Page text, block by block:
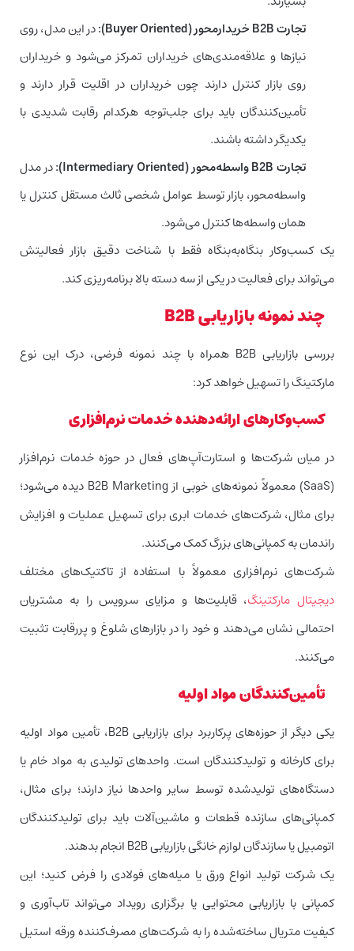
تجارت B2B خریدارمحور (Buyer Oriented):
در این مدل، روی
نیازها و علاقه‌مندی‌های خریداران تمرکز می‌شود و خریداران
روی بازار کنترل دارند چون خریداران در اقلیت قرار دارند و
تأمین‌کنندگان باید برای جلب‌توجه هرکدام رقابت شدیدی با
یکدیگر داشته باشند.
تجارت B2B واسطه‌محور (Intermediary Oriented):
در مدل
واسطه‌محور، بازار توسط عوامل شخصی ثالث مستقل کنترل یا
همان واسطه‌ها کنترل می‌شود.
یک کسب‌وکار بنگاه‌به‌بنگاه فقط با شناخت دقیق بازار فعالیتش
می‌تواند برای فعالیت در یکی از سه دسته بالا برنامه‌ریزی کند.
چند نمونه بازاریابی B2B
بررسی بازاریابی B2B همراه با چند نمونه فرضی، درک این نوع
مارکتینگ را تسهیل خواهد کرد:
کسب‌وکارهای ارائه‌دهنده خدمات نرم‌افزاری
در میان شرکت‌ها و استارت‌آپ‌های فعال در حوزه خدمات نرم‌افزار
(SaaS) معمولاً نمونه‌های خوبی از B2B Marketing دیده می‌شود؛
برای مثال، شرکت‌های خدمات ابری برای تسهیل عملیات و افزایش
راندمان به کمپانی‌های بزرگ کمک می‌کنند.
شرکت‌های نرم‌افزاری معمولاً با استفاده از تاکتیک‌های مختلف
دیجیتال مارکتینگ، قابلیت‌ها و مزایای سرویس را به مشتریان
احتمالی نشان می‌دهند و خود را در بازارهای شلوغ و پررقابت تثبیت
می‌کنند.
تأمین‌کنندگان مواد اولیه
یکی دیگر از حوزه‌های پرکاربرد برای بازاریابی B2B، تأمین مواد اولیه
برای کارخانه و تولیدکنندگان است. واحدهای تولیدی به مواد خام یا
دستگاه‌های تولیدشده توسط سایر واحدها نیاز دارند؛ برای مثال،‌
کمپانی‌های سازنده قطعات و ماشین‌آلات باید برای تولیدکنندگان
اتومبیل یا سازندگان لوازم خانگی بازاریابی B2B انجام بدهند.
یک شرکت تولید انواع ورق یا میله‌های فولادی را فرض کنید؛ این
کمپانی با بازاریابی محتوایی یا برگزاری رویداد می‌تواند تاب‌آوری و
کیفیت متریال ساخته‌شده را به شرکت‌های مصرف‌کننده ورقه استیل